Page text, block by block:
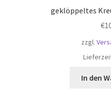
geklöppeltes
€
zzgl.
In den